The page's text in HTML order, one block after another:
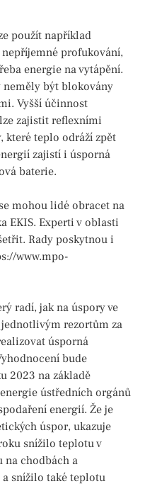
použít například
profukování,
energie na vytápění.
neměly být blokovány
Vyšší účinnost
zajistit reflexními
teplo odráží zpět
zajistí i úsporná
baterie.
mohou lidé obracet na
EKIS. Experti v oblasti
Rady poskytnou i
www.mpo-
radí, jak na úspory ve
rezortům za
úsporná
bude
2023 na základě
ústředních orgánů
energií. Že je
úspor, ukazuje
snížilo teplotu v
na chodbách a
snížilo také teplotu